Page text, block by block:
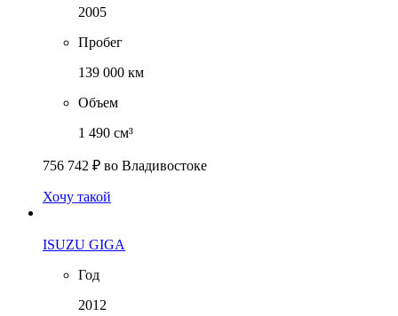
2005
Пробег
139 000 км
Объем
1 490 см³
756 742 ₽ во Владивостоке
Хочу такой
ISUZU GIGA
Год
2012